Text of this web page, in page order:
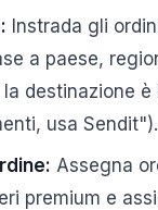
Instrada gli
a paese,
destinazione è
usa Sendit").
Assegna
premium e